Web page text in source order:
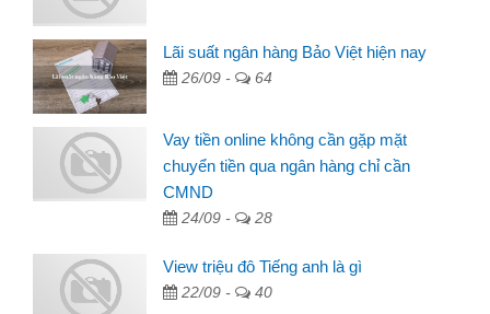
Lãi suất ngân hàng Bảo Việt hiện nay
26/09 - 64
Vay tiền online không cần gặp mặt
chuyển tiền qua ngân hàng chỉ cần
CMND
24/09 - 28
View triệu đô Tiếng anh là gì
22/09 - 40